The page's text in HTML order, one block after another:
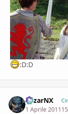
:D:D
MizarNX
1 Aprile 2011